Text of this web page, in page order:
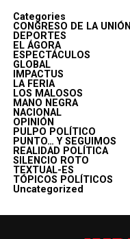
Categories
CONGRESO DE LA UNIÓN
DEPORTES
EL ÁGORA
ESPECTÁCULOS
GLOBAL
IMPACTUS
LA FERIA
LOS MALOSOS
MANO NEGRA
NACIONAL
OPINIÓN
PULPO POLÍTICO
PUNTO… Y SEGUIMOS
REALIDAD POLÍTICA
SILENCIO ROTO
TEXTUAL-ES
TÓPICOS POLÍTICOS
Uncategorized